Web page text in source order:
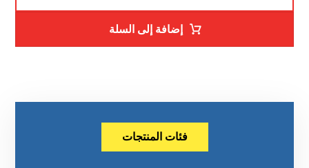
إضافة إلى السلة
فئات المنتجات